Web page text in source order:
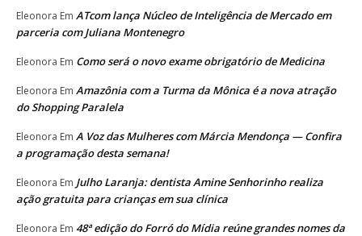
Eleonora Em ATcom lança Núcleo de Inteligência de Mercado em
parceria com Juliana Montenegro
Eleonora Em Como será o novo exame obrigatório de Medicina
Eleonora Em Amazônia com a Turma da Mônica é a nova atração
do Shopping Paralela
Eleonora Em A Voz das Mulheres com Márcia Mendonça — Confira
a programação desta semana!
Eleonora Em Julho Laranja: dentista Amine Senhorinho realiza
ação gratuita para crianças em sua clínica
Eleonora Em 48ª edição do Forró do Mídia reúne grandes nomes da